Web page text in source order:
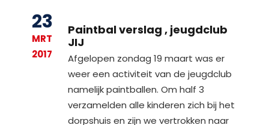
23
MRT
2017
Paintbal verslag , jeugdclub
JIJ
Afgelopen zondag 19 maart was er
weer een activiteit van de jeugdclub
namelijk paintballen. Om half 3
verzamelden alle kinderen zich bij het
dorpshuis en zijn we vertrokken naar